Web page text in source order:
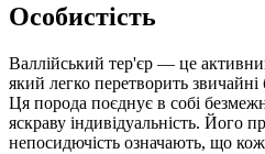
Особистість
Валлійський тер'єр — це
який легко перетворить
Ця порода поєднує в собі
яскраву індивідуальність. Його
непосидючість означають, що